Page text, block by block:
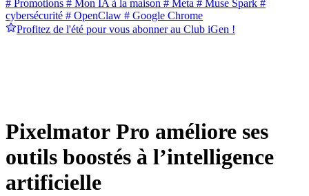
# Promotions # Mon IA à la maison # Meta # Muse Spark #
cybersécurité # OpenClaw # Google Chrome
Profitez de l'été pour vous abonner au Club iGen !
Pixelmator Pro améliore ses
outils boostés à l’intelligence
artificielle